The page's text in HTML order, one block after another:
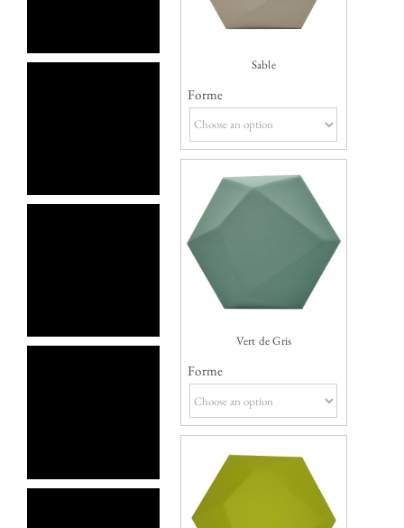
Sable
Forme
Vert de Gris
Forme